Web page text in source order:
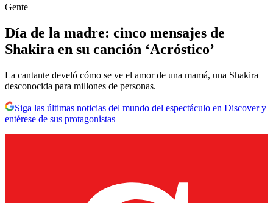
Gente
Día de la madre: cinco mensajes de
Shakira en su canción ‘Acróstico’
La cantante develó cómo se ve el amor de una mamá, una Shakira
desconocida para millones de personas.
Siga las últimas noticias del mundo del espectáculo en Discover y
entérese de sus protagonistas